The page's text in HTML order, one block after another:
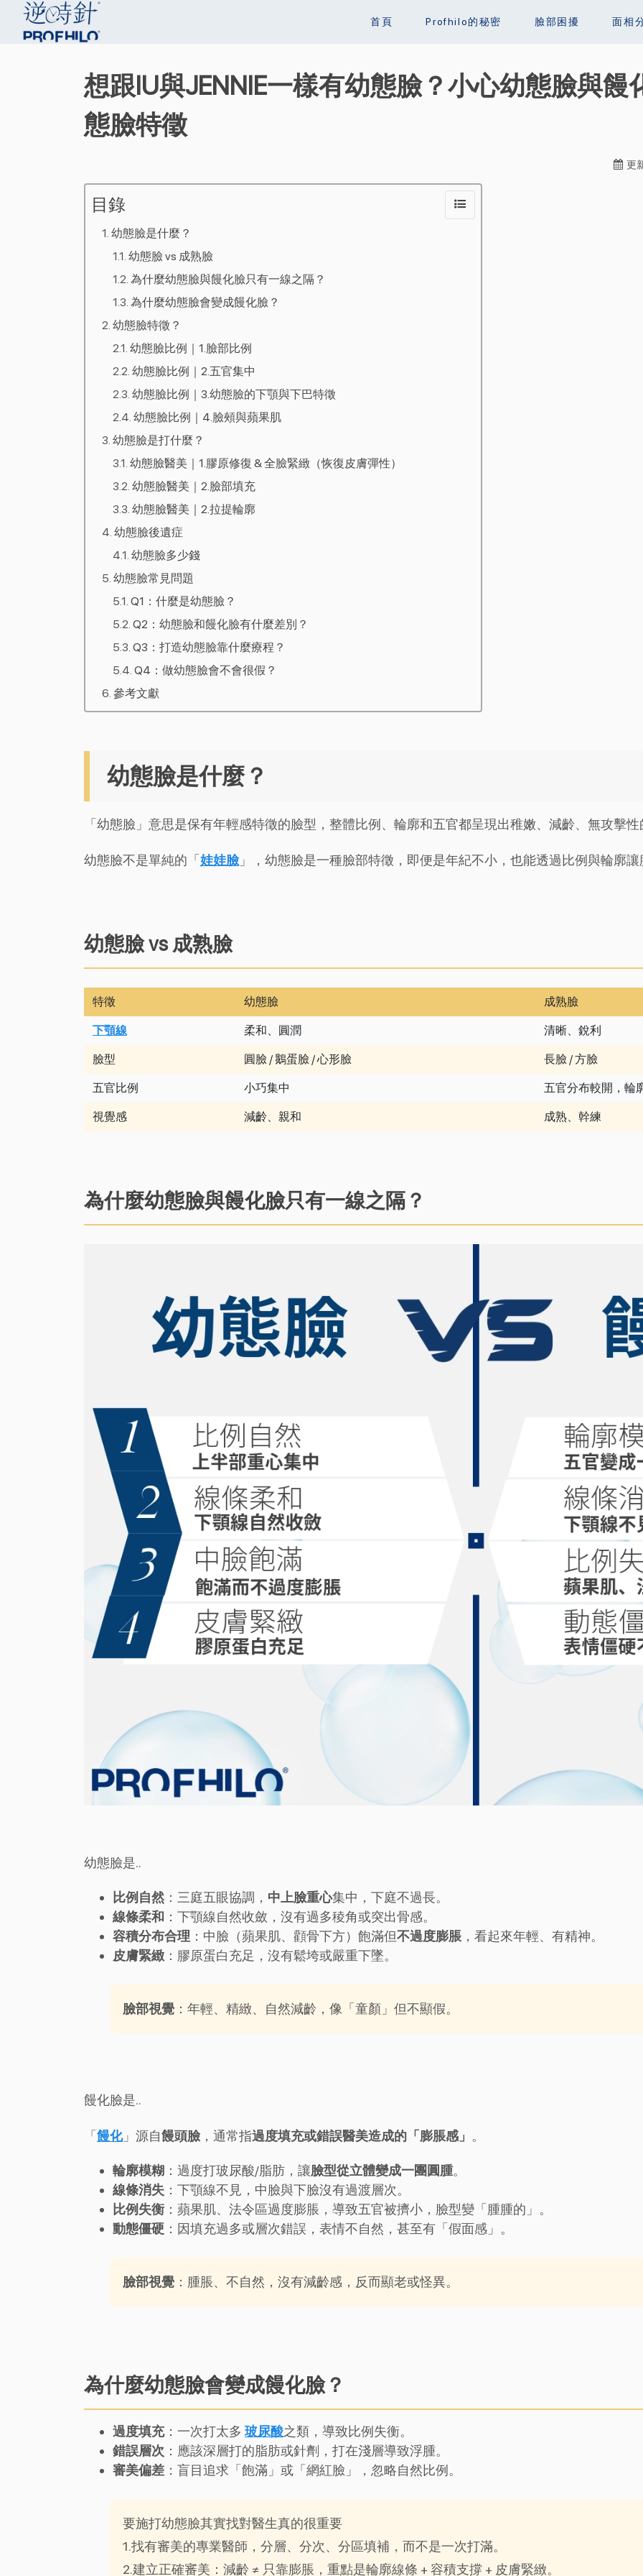
首頁 Profhilo的秘密 臉部困擾 面相
想跟IU與JENNIE一樣有幼態臉？小心幼態臉與
態臉特徵
更
目錄
幼態臉是什麼？
幼態臉 vs 成熟臉
為什麼幼態臉與饅化臉只有一線之隔？
為什麼幼態臉會變成饅化臉？
幼態臉特徵？
幼態臉比例｜1.臉部比例
幼態臉比例｜2.五官集中
幼態臉比例｜3.幼態臉的下顎與下巴特徵
幼態臉比例｜4.臉頰與蘋果肌
幼態臉是打什麼？
幼態臉醫美｜1.膠原修復 & 全臉緊緻（恢復皮膚彈性）
幼態臉醫美｜2.臉部填充
幼態臉醫美｜2.拉提輪廓
幼態臉後遺症
幼態臉多少錢
幼態臉常見問題
Q1：什麼是幼態臉？
Q2：幼態臉和饅化臉有什麼差別？
Q3：打造幼態臉靠什麼療程？
Q4：做幼態臉會不會很假？
參考文獻
幼態臉是什麼？
「幼態臉」意思是保有年輕感特徵的臉型，整體比例、輪廓和五官都呈現出稚嫩、減齡、無攻擊
幼態臉不是單純的「 娃娃臉」，幼態臉是一種臉部特徵，即便是年紀不小，也能透過比例與輪廓
幼態臉 vs 成熟臉
特徵 幼態臉 成熟臉
下顎線 柔和、圓潤 清晰、銳利
臉型 圓臉 / 鵝蛋臉 / 心形臉 長臉 / 方臉
五官比例 小巧集中 五官分布較開，輪
視覺感 減齡、親和 成熟、幹練
為什麼幼態臉與饅化臉只有一線之隔？
幼態臉是..
比例自然 ：三庭五眼協調， 中上臉重心集中，下庭不過長。
線條柔和 ：下顎線自然收斂，沒有過多稜角或突出骨感。
容積分布合理 ：中臉（蘋果肌、顴骨下方）飽滿但不過度膨脹 ，看起來年輕、有精神。
皮膚緊緻 ：膠原蛋白充足，沒有鬆垮或嚴重下墜。
臉部視覺 ：年輕、精緻、自然減齡，像「童顏」但不顯假。
饅化臉是..
「饅化」源自饅頭臉，通常指過度填充或錯誤醫美造成的「膨脹感」 。
輪廓模糊 ：過度打玻尿酸/脂肪，讓臉型從立體變成一團圓腫。
線條消失 ：下顎線不見，中臉與下臉沒有過渡層次。
比例失衡 ：蘋果肌、法令區過度膨脹，導致五官被擠小，臉型變「腫腫的」。
動態僵硬 ：因填充過多或層次錯誤，表情不自然，甚至有「假面感」。
臉部視覺 ：腫脹、不自然，沒有減齡感，反而顯老或怪異。
為什麼幼態臉會變成饅化臉？
過度填充：一次打太多 玻尿酸之類，導致比例失衡。
錯誤層次 ：應該深層打的脂肪或針劑，打在淺層導致浮腫。
審美偏差 ：盲目追求「飽滿」或「網紅臉」，忽略自然比例。
要施打幼態臉其實找對醫生真的很重要
1.找有審美的專業醫師，分層、分次、分區填補，而不是一次打滿。
2.建立正確審美：減齡 ≠ 只靠膨脹，重點是輪廓線條 + 容積支撐 + 皮膚緊緻。